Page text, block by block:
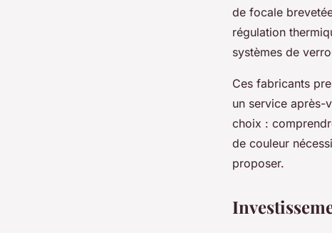
de focale
régulation
systèmes de
Ces fabricants
un service après-
choix :
de couleur
proposer.